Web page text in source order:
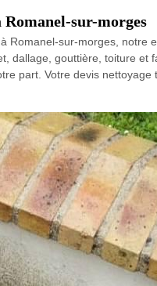
sur-morges
Romanel-sur-morges, notre
dallage, gouttière, toiture et
part. Votre devis nettoyage